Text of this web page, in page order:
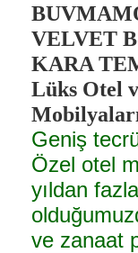
VELVET
KARA
Lüks Otel
Geniş
Özel otel
yıldan
ve zanaat